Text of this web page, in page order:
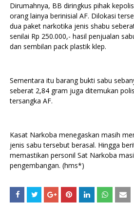
Dirumahnya, BB diringkus pihak
orang lainya berinisial AF. Dilokasi
dua paket narkotika jenis shabu
senilai Rp 250.000,- hasil penjualan
dan sembilan pack plastik klep.
Sementara itu barang bukti sabu
seberat 2,84 gram juga ditemukan
tersangka AF.
Kasat Narkoba menegaskan masih
jenis sabu tersebut berasal. Hingga
memastikan personil Sat Narkoba
pengembangan. (hms*)